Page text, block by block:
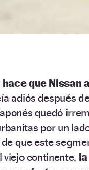
que Nissan
adiós después
quedó
por un
que este
viejo continente,